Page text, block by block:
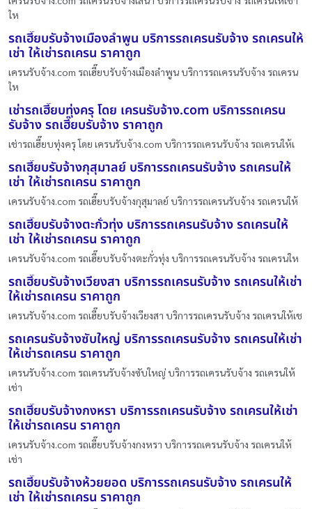
ให
รถเฮี๊ยบรับจ้างเมืองลำพูน บริการรถเครนรับจ้าง รถเครนให้
เช่า ให้เช่ารถเครน ราคาถูก
เครนรับจ้าง.com รถเฮี๊ยบรับจ้างเมืองลำพูน บริการรถเครนรับจ้าง รถเครน
ให
เช่ารถเฮี๊ยบทุ่งครุ โดย เครนรับจ้าง.com บริการรถเครน
รับจ้าง รถเฮี๊ยบรับจ้าง ราคาถูก
เช่ารถเฮี๊ยบทุ่งครุ โดย เครนรับจ้าง.com บริการรถเครนรับจ้าง รถเครนให้เ
รถเฮี๊ยบรับจ้างกุสุมาลย์ บริการรถเครนรับจ้าง รถเครนให้
เช่า ให้เช่ารถเครน ราคาถูก
เครนรับจ้าง.com รถเฮี๊ยบรับจ้างกุสุมาลย์ บริการรถเครนรับจ้าง รถเครนให้
รถเฮี๊ยบรับจ้างตะกั่วทุ่ง บริการรถเครนรับจ้าง รถเครนให้
เช่า ให้เช่ารถเครน ราคาถูก
เครนรับจ้าง.com รถเฮี๊ยบรับจ้างตะกั่วทุ่ง บริการรถเครนรับจ้าง รถเครนให
รถเฮี๊ยบรับจ้างเวียงสา บริการรถเครนรับจ้าง รถเครนให้เช่า
ให้เช่ารถเครน ราคาถูก
เครนรับจ้าง.com รถเฮี๊ยบรับจ้างเวียงสา บริการรถเครนรับจ้าง รถเครนให้เช
รถเครนรับจ้างซับใหญ่ บริการรถเครนรับจ้าง รถเครนให้เช่า
ให้เช่ารถเครน ราคาถูก
เครนรับจ้าง.com รถเครนรับจ้างซับใหญ่ บริการรถเครนรับจ้าง รถเครนให้
เช่า
รถเฮี๊ยบรับจ้างกงหรา บริการรถเครนรับจ้าง รถเครนให้เช่า
ให้เช่ารถเครน ราคาถูก
เครนรับจ้าง.com รถเฮี๊ยบรับจ้างกงหรา บริการรถเครนรับจ้าง รถเครนให้
เช่า
รถเฮี๊ยบรับจ้างห้วยยอด บริการรถเครนรับจ้าง รถเครนให้
เช่า ให้เช่ารถเครน ราคาถูก